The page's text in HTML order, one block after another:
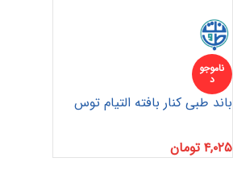
ناموجو
د
باند طبی کنار بافته التیام توس
۴,۰۲۵ تومان